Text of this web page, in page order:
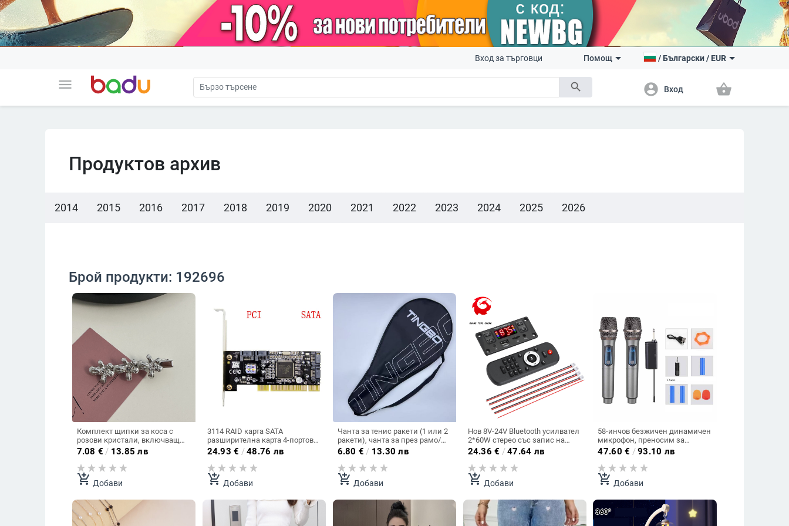
menu search
Вход за търговци Помощ /Български/ EUR
account_circle Вход shopping_basket
Продуктов архив
2014 2015 2016 2017 2018 2019 2020 2021 2022 2023 2024 2025 2026
Брой продукти: 192696
Комплект щипки за коса с
розови кристали, включващ
фиби от сребърна алуминиева
сплав, странични щипки,
щипки за бретон и щипки за
патешка човка.
7.08 € / 13.85 лв
add_shopping_cart Добави
3114 RAID карта SATA
разширителна карта 4-портова
разширителна PCI към SATA
конверторна карта RAID карта
24.93 € /48.76 лв
add_shopping_cart Добави
Чанта за тенис ракети (1 или 2
ракети), чанта за през рамо/
ръчна чанта, чанта за скуош,
преносима и издръжлива
чанта за съхранение.
6.80 € / 13.30 лв
add_shopping_cart Добави
Нов 8V-24V Bluetooth усилвател
2*60W стерео със запис на
разговори без загуби, модул за
декодиране на MP3 за кола
24.36 € /47.64 лв
add_shopping_cart Добави
58-инчов безжичен динамичен
микрофон, преносим за
конференции, стрийминг на
живо, KTV, сцена, пеене,
караоке и домашна употреба.
47.60 € /93.10 лв
add_shopping_cart Добави